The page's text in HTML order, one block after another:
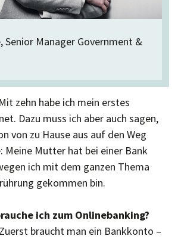
Senior Manager Government &
zehn habe ich mein erstes
Dazu muss ich aber auch sagen,
von zu Hause aus auf den Weg
Meine Mutter hat bei einer Bank
ich mit dem ganzen Thema
gekommen bin.
ich zum Onlinebanking?
Zuerst braucht man ein Bankkonto –